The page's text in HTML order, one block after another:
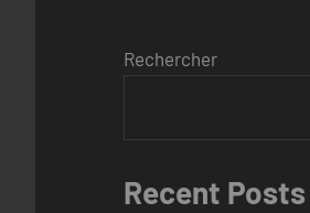
Rechercher
Recent Posts